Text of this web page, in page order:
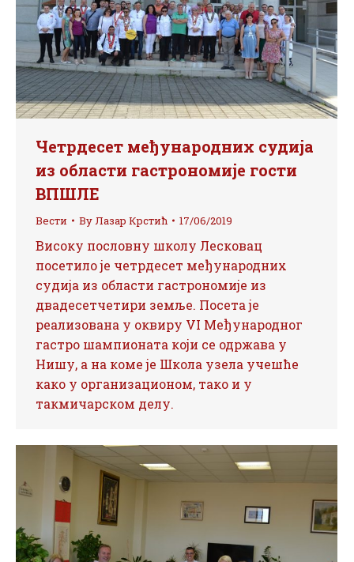
Четрдесет међународних судија
из области гастрономије гости
ВПШЛЕ
Вести ByЛазар Крстић 17/06/2019
Високу пословну школу Лесковац
посетило је четрдесет међународних
судија из области гастрономије из
двадесетчетири земље. Посета је
реализована у оквиру VI Међународног
гастро шампионата који се одржава у
Нишу, а на коме је Школа узела учешће
како у организационом, тако и у
такмичарском делу.